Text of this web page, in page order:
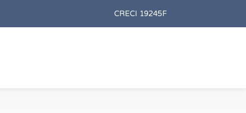
CRECI 19245F